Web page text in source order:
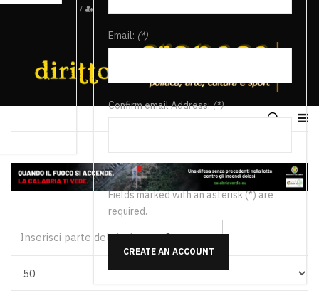
/
Email: (*)
Confirm email Address:(*)
Fields marked with an asterisk (*) are
required.
CREATE AN ACCOUNT